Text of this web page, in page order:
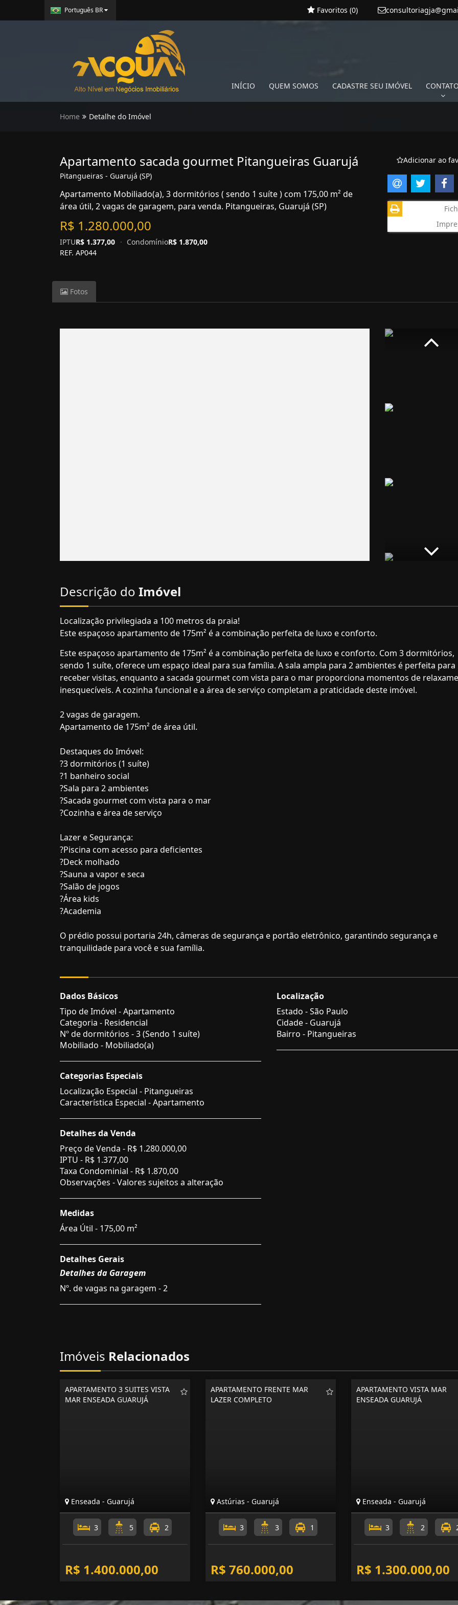
Português BR Favoritos (0)
INÍCIO QUEM SOMOS CADASTRE SEU IMÓVEL
Home Detalhe do Imóvel
Apartamento sacada gourmet Pitangueiras Guarujá
Pitangueiras - Guarujá (SP)
Apartamento Mobiliado(a), 3 dormitórios ( sendo 1 suíte ) com 175,00 m² de
área útil, 2 vagas de garagem, para venda. Pitangueiras, Guarujá (SP)
R$ 1.280.000,00
IPTUR$ 1.377,00 · CondomínioR$ 1.870,00
REF. AP044
Adicionar ao
Fotos
Descrição do Imóvel
Localização privilegiada a 100 metros da praia!
Este espaçoso apartamento de 175m² é a combinação perfeita de luxo e conforto.
Este espaçoso apartamento de 175m² é a combinação perfeita de luxo e conforto. Com 3 dormitórios,
sendo 1 suíte, oferece um espaço ideal para sua família. A sala ampla para 2 ambientes é perfeita para
receber visitas, enquanto a sacada gourmet com vista para o mar proporciona momentos de
inesquecíveis. A cozinha funcional e a área de serviço completam a praticidade deste imóvel.
2 vagas de garagem.
Apartamento de 175m² de área útil.
Destaques do Imóvel:
?3 dormitórios (1 suíte)
?1 banheiro social
?Sala para 2 ambientes
?Sacada gourmet com vista para o mar
?Cozinha e área de serviço
Lazer e Segurança:
?Piscina com acesso para deficientes
?Deck molhado
?Sauna a vapor e seca
?Salão de jogos
?Área kids
?Academia
O prédio possui portaria 24h, câmeras de segurança e portão eletrônico, garantindo segurança e
tranquilidade para você e sua família.
Dados Básicos
Tipo de Imóvel - Apartamento
Categoria - Residencial
Nº de dormitórios - 3 (Sendo 1 suíte)
Mobiliado - Mobiliado(a)
Categorias Especiais
Localização Especial - Pitangueiras
Característica Especial - Apartamento
Detalhes da Venda
Preço de Venda - R$ 1.280.000,00
IPTU - R$ 1.377,00
Taxa Condominial - R$ 1.870,00
Observações - Valores sujeitos a alteração
Medidas
Área Útil - 175,00 m²
Detalhes Gerais
Detalhes da Garagem
Nº. de vagas na garagem - 2
Localização
Estado -São Paulo
Cidade - Guarujá
Bairro - Pitangueiras
Imóveis Relacionados
APARTAMENTO 3 SUITES VISTA
MAR ENSEADA GUARUJÁ
Enseada - Guarujá
3 5 2
R$ 1.400.000,00
APARTAMENTO FRENTE MAR
LAZER COMPLETO
Astúrias - Guarujá
3 3 1
R$ 760.000,00
APARTAMENTO VISTA MAR
ENSEADA GUARUJÁ
Enseada - Guarujá
3 2
R$ 1.300.000,00